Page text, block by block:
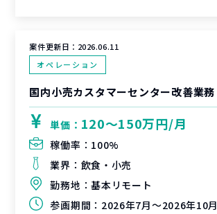
案件更新日： 2026.06.11
オペレーション
国内小売カスタマーセンター改善業務
単価： 120〜150万円/月
稼働率： 100%
業界： 飲食・小売
勤務地：基本リモート
参画期間： 2026年7月～2026年10月